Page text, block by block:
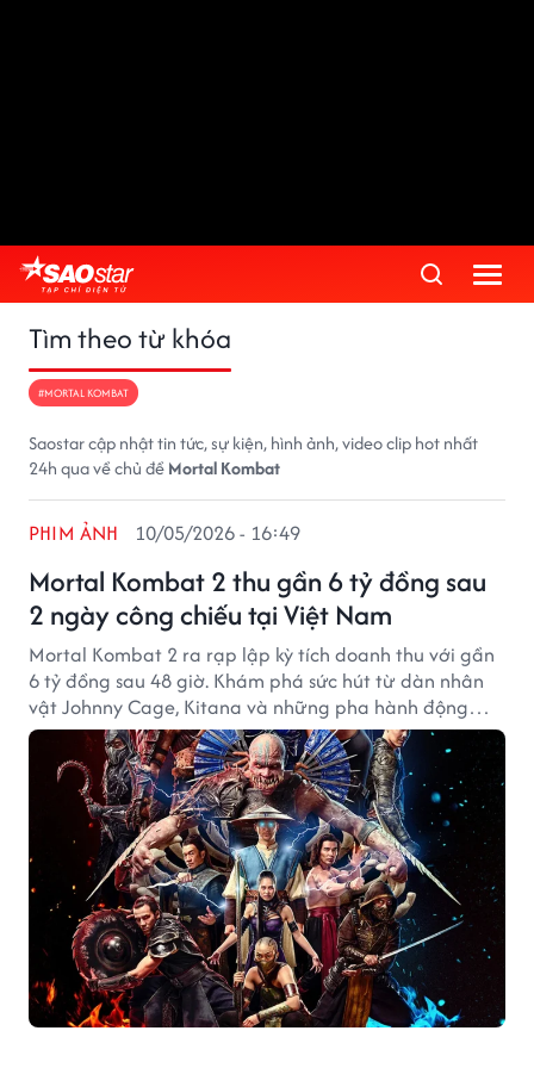
Tìm theo từ khóa
#MORTAL KOMBAT
Saostar cập nhật tin tức, sự kiện, hình ảnh, video clip hot nhất
24h qua về chủ đềMortal Kombat
Mortal Kombat 2 thu gần 6 tỷ đồng sau
2 ngày công chiếu tại Việt Nam
PHIM ẢNH 10/05/2026 - 16:49
Mortal Kombat 2 ra rạp lập kỳ tích doanh thu với gần
6 tỷ đồng sau 48 giờ. Khám phá sức hút từ dàn nhân
vật Johnny Cage, Kitana và những pha hành động
mãn nhãn.